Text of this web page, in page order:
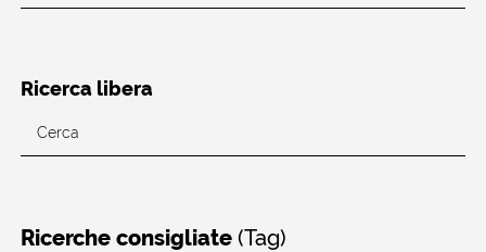
Ricerca libera
Ricerche consigliate(Tag)